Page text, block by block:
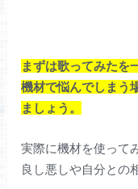
まずは歌ってみたを
機材で悩んでしまう
ましょう。
実際に機材を使って
良し悪しや自分との